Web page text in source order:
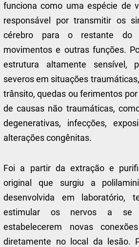
funciona como uma espécie de
responsável por transmitir os
cérebro para o restante do
movimentos e outras funções.
estrutura altamente sensível,
severos em situações
trânsito, quedas ou ferimentos
de causas não traumáticas,
degenerativas, infecções,
alterações congênitas.
Foi a partir da extração e
original que surgiu a
desenvolvida em laboratório,
estimular os nervos a se
estabelecerem novas
diretamente no local da lesão.